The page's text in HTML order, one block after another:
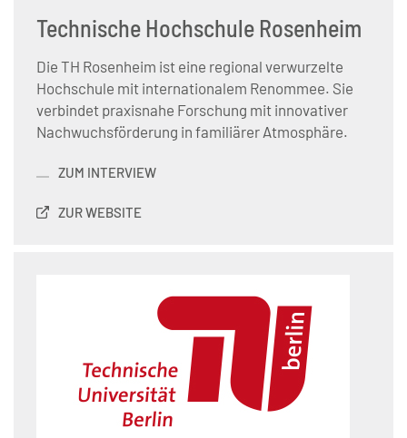
Technische Hochschule Rosenheim
Die TH Rosenheim ist eine regional verwurzelte
Hochschule mit internationalem Renommee. Sie
verbindet praxisnahe Forschung mit innovativer
Nachwuchsförderung in familiärer Atmosphäre.
ZUM INTERVIEW
ZUR WEBSITE